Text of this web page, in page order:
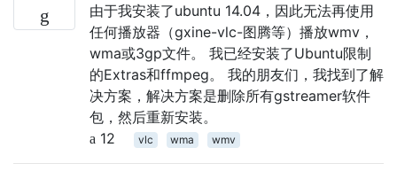
由于我安装了ubuntu 14.04，因此无法再使用
任何播放器（gxine-vlc-图腾等）播放wmv，
wma或3gp文件。 我已经安装了Ubuntu限制
的Extras和ffmpeg。 我的朋友们，我找到了解
决方案，解决方案是删除所有gstreamer软件
包，然后重新安装。
12
vlc wma wmv